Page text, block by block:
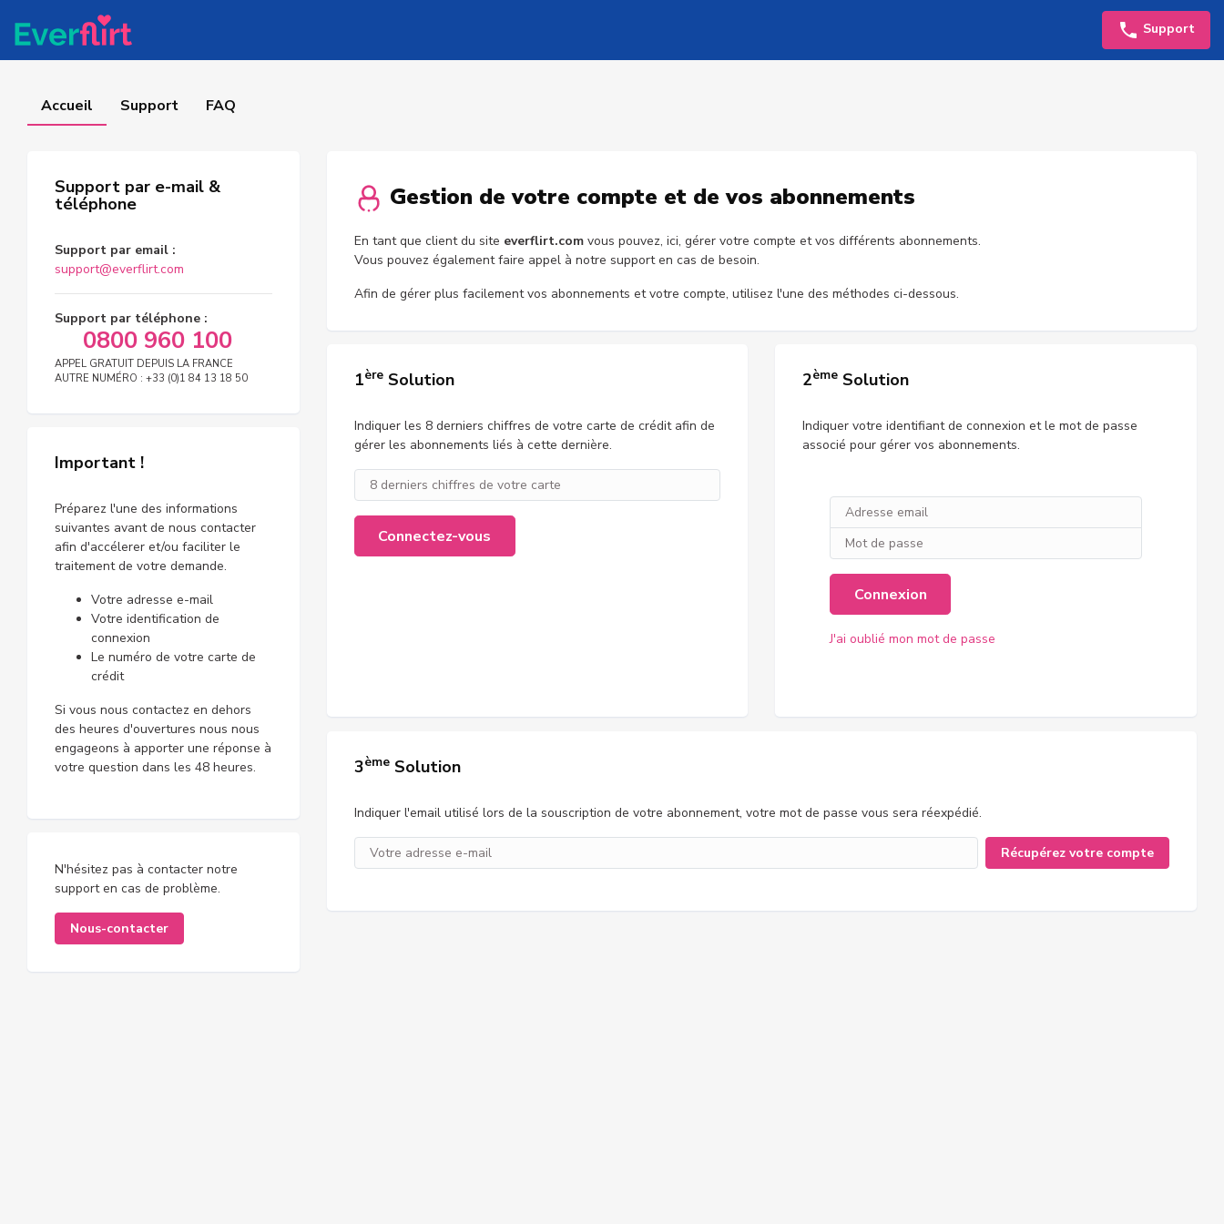
Support
Accueil Support FAQ
Support par e-mail &
téléphone
Support par email :
support@everflirt.com
Support par téléphone :
0800 960 100
APPEL GRATUIT DEPUIS LA FRANCE
AUTRE NUMÉRO : +33 (0)1 84 13 18 50
Important !
Préparez l'une des informations
suivantes avant de nous contacter
afin d'accélerer et/ou faciliter le
traitement de votre demande.
Votre adresse e-mail
Votre identification de
connexion
Le numéro de votre carte de
crédit
Si vous nous contactez en dehors
des heures d'ouvertures nous nous
engageons à apporter une réponse à
votre question dans les 48 heures.
N'hésitez pas à contacter notre
support en cas de problème.
Nous-contacter
Gestion de votre compte et de vos abonnements
En tant que client du site everflirt.comvous pouvez, ici, gérer votre compte et vos différents abonnements.
Vous pouvez également faire appel à notre support en cas de besoin.
Afin de gérer plus facilement vos abonnements et votre compte, utilisez l'une des méthodes ci-dessous.
1èreSolution
Indiquer les 8 derniers chiffres de votre carte de crédit afin de
gérer les abonnements liés à cette dernière.
Connectez-vous
2ème Solution
Indiquer votre identifiant de connexion et le mot de passe
associé pour gérer vos abonnements.
Connexion
J'ai oublié mon mot de passe
3èmeSolution
Indiquer l'email utilisé lors de la souscription de votre abonnement, votre mot de passe vous sera réexpédié.
Récupérez votre compte